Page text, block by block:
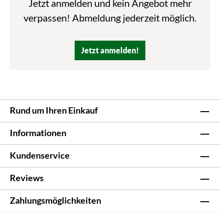
Jetzt anmelden und kein Angebot mehr
verpassen! Abmeldung jederzeit möglich.
Jetzt anmelden!
Rund um Ihren Einkauf
Informationen
Kundenservice
Reviews
Zahlungsmöglichkeiten